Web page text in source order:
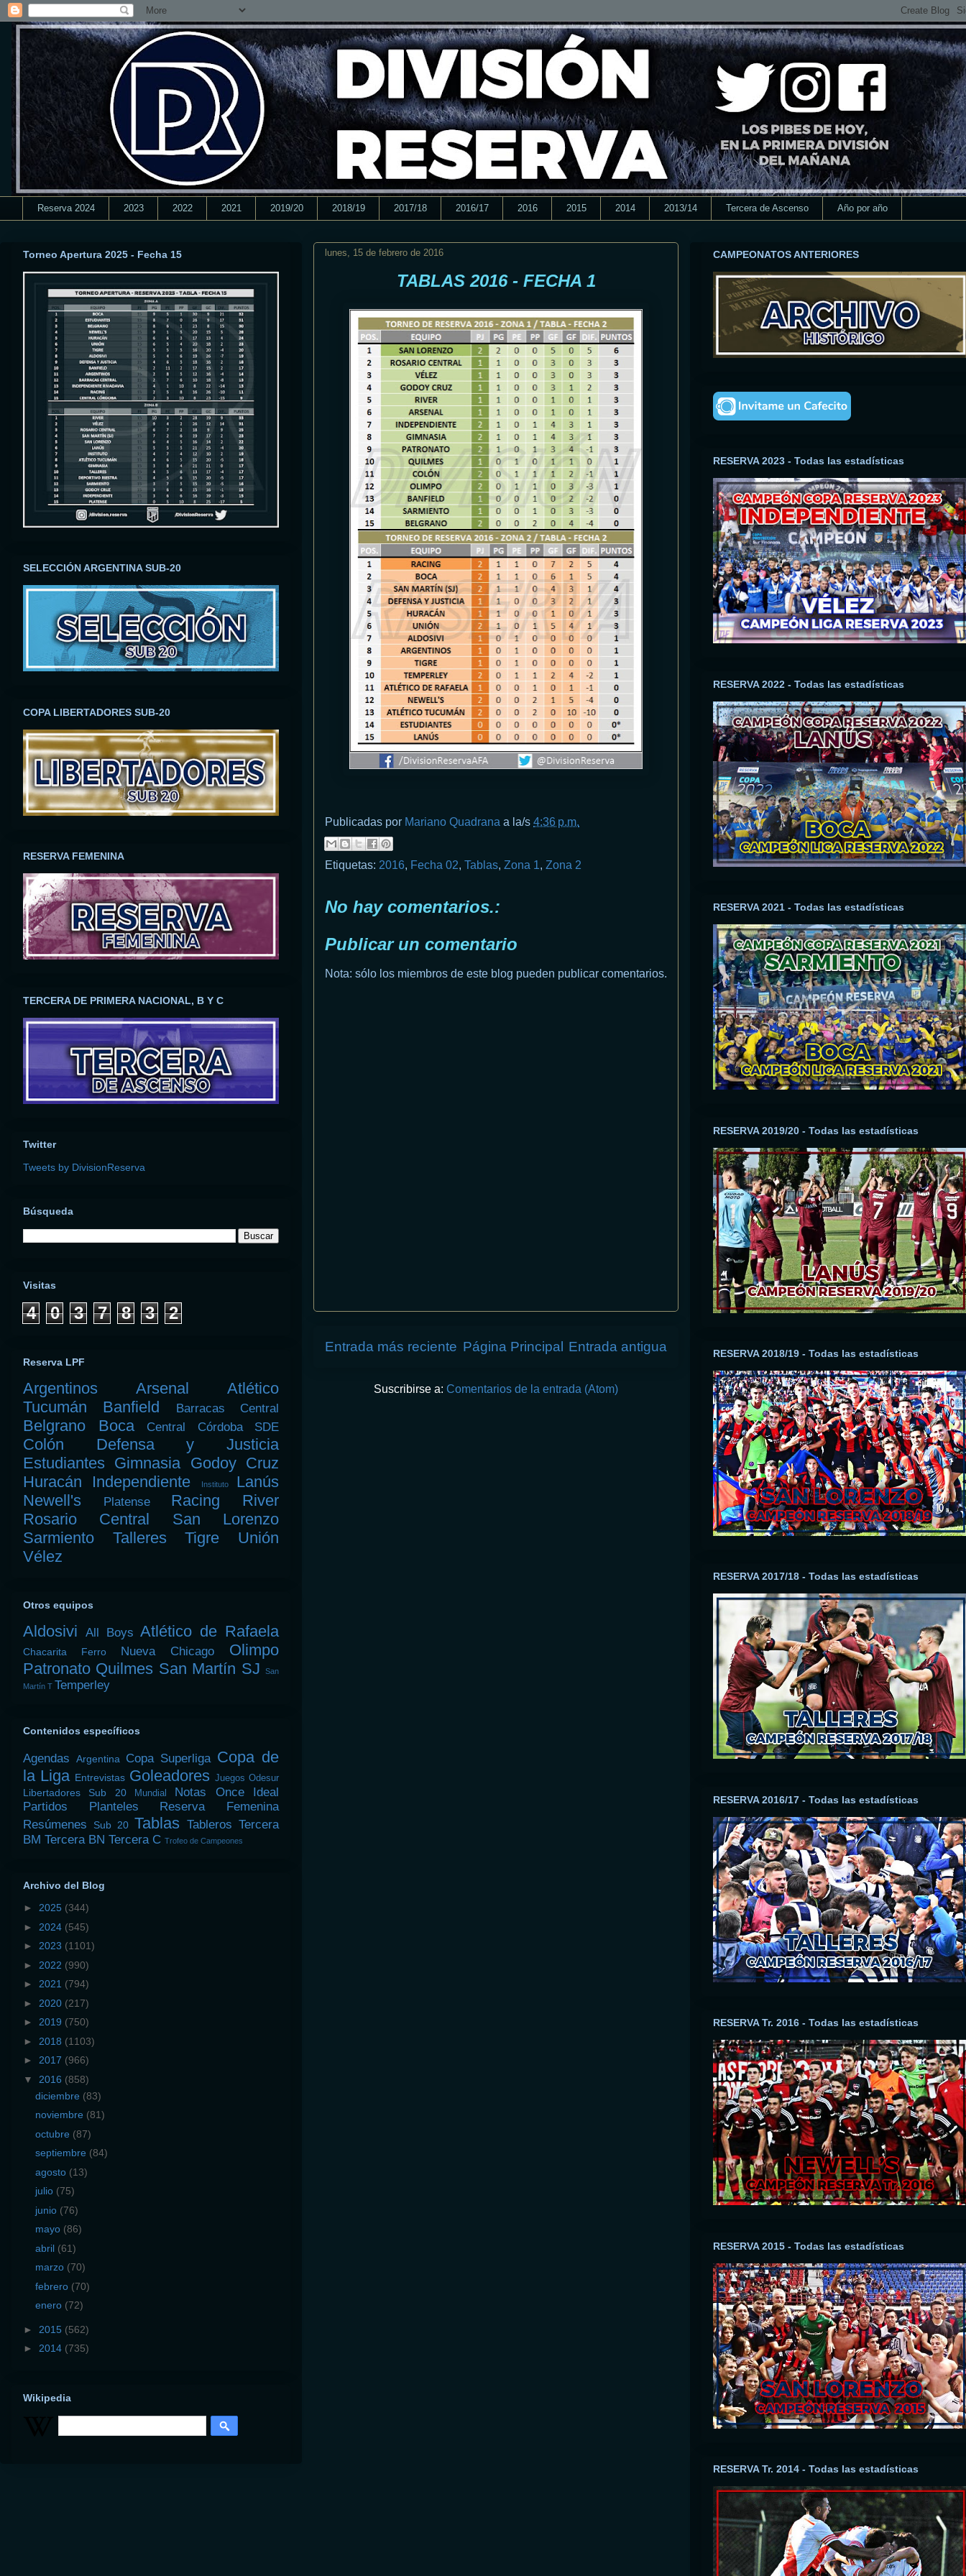
Reserva 2024 2023 2022 2021 2019/20 2018/19 2017/18 2016/17 2016 2015 2014 2013/14 Tercera de Ascenso Año por año
lunes, 15 de febrero de 2016
TABLAS 2016 - FECHA 1
Publicadas por Mariano Quadrana a la/s 4:36 p.m.
Etiquetas: 2016, Fecha 02, Tablas, Zona 1, Zona 2
No hay comentarios.:
Publicar un comentario
Nota: sólo los miembros de este blog pueden publicar comentarios.
Entrada más reciente Entrada antigua
Página Principal
Suscribirse a: Comentarios de la entrada (Atom)
Torneo Apertura 2025 - Fecha 15
SELECCIÓN ARGENTINA SUB-20
COPA LIBERTADORES SUB-20
RESERVA FEMENINA
TERCERA DE PRIMERA NACIONAL, B Y C
Twitter
Tweets by DivisionReserva
Búsqueda
Visitas
4 0 3 7 8 3 2
Reserva LPF
Argentinos Arsenal
Atlético
Tucumán
Banfield Barracas Central
Belgrano Boca Central Córdoba SDE
Colón
Defensa y Justicia
Estudiantes Gimnasia Godoy Cruz
Huracán
Independiente Instituto
Lanús
Newell's
Platense Racing
River
Rosario Central
San Lorenzo
Sarmiento
Talleres Tigre
Unión
Vélez
Otros equipos
Aldosivi All Boys Atlético de Rafaela
Chacarita Ferro Nueva Chicago
Olimpo
Patronato Quilmes San Martín SJ
San
Martín T Temperley
Contenidos específicos
Agendas Argentina Copa Superliga Copa de
la Liga Entrevistas Goleadores Juegos Odesur
Libertadores Sub 20 Mundial Notas
Once Ideal
Partidos
Planteles
Reserva Femenina
Resúmenes
Sub 20 Tablas Tableros Tercera
BM Tercera BN Tercera C Trofeo de Campeones
Archivo del Blog
► 2025 (344)
► 2024 (545)
► 2023 (1101)
► 2022 (990)
► 2021 (794)
► 2020 (217)
► 2019 (750)
► 2018 (1103)
► 2017 (966)
▼ 2016 (858)
diciembre (83)
noviembre (81)
octubre (87)
septiembre (84)
agosto (13)
julio (75)
junio (76)
mayo (86)
abril (61)
marzo (70)
febrero (70)
enero (72)
► 2015 (562)
► 2014 (735)
Wikipedia
CAMPEONATOS ANTERIORES
RESERVA 2023 - Todas las estadísticas
RESERVA 2022 - Todas las estadísticas
RESERVA 2021 - Todas las estadísticas
RESERVA 2019/20 - Todas las estadísticas
RESERVA 2018/19 - Todas las estadísticas
RESERVA 2017/18 - Todas las estadísticas
RESERVA 2016/17 - Todas las estadísticas
RESERVA Tr. 2016 - Todas las estadísticas
RESERVA 2015 - Todas las estadísticas
RESERVA Tr. 2014 - Todas las estadísticas